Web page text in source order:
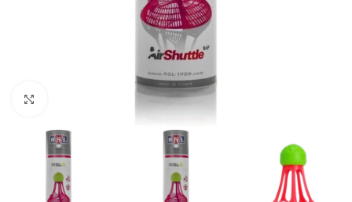
Suurendamiseks klõpsake